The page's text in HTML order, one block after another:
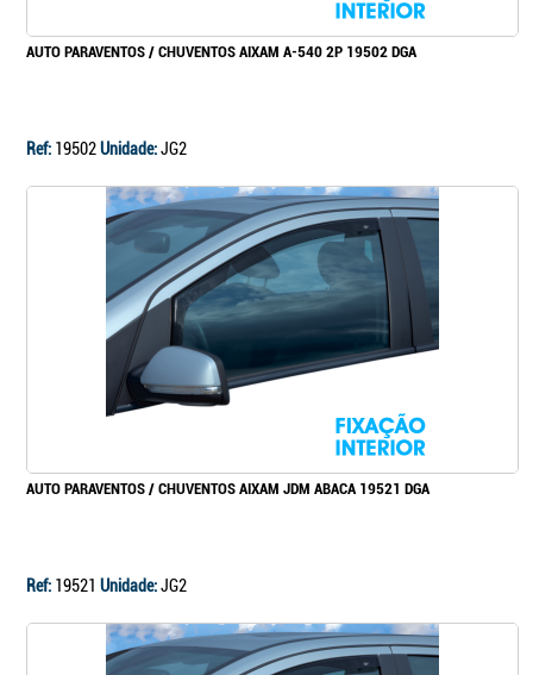
AUTO PARAVENTOS / CHUVENTOS AIXAM A-540 2P 19502 DGA
Ref: 19502Unidade:JG2
AUTO PARAVENTOS / CHUVENTOS AIXAM JDM ABACA 19521 DGA
Ref: 19521 Unidade:JG2